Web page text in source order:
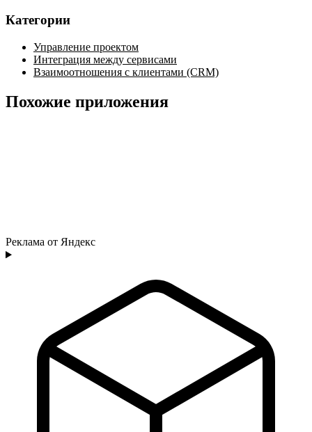
Категории
Управление проектом
Интеграция между сервисами
Взаимоотношения с клиентами (CRM)
Похожие приложения
Реклама от Яндекс